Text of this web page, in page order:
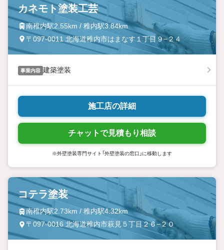
カネモト塗装工芸
南稚内駅2.55km / 稚内駅3.84km
〒097-0011 北海道稚内市はまなす１丁目９−２４
事業内容 建築塗装
施工店の詳細
チャットで見積もり相談
※外壁塗装専門サイト「外壁塗装の窓口」に移動します
コテラ塗装
南稚内駅2.73km / 稚内駅4.32km
〒097-0016 北海道稚内市萩見５丁目２６−２０